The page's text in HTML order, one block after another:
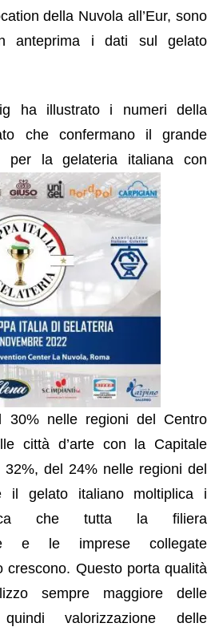
della Nuvola all’Eur, sono
anteprima i dati sul gelato
ha illustrato i numeri della
che confermano il grande
per la gelateria italiana con
30% nelle regioni del Centro
città d’arte con la Capitale
32%, del 24% nelle regioni del
il gelato italiano moltiplica i
che tutta la filiera
e le imprese collegate
crescono. Questo porta qualità
sempre maggiore delle
valorizzazione delle